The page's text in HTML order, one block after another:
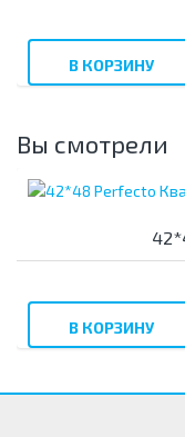
В КОРЗИНУ
Вы смотрели
В КОРЗИНУ